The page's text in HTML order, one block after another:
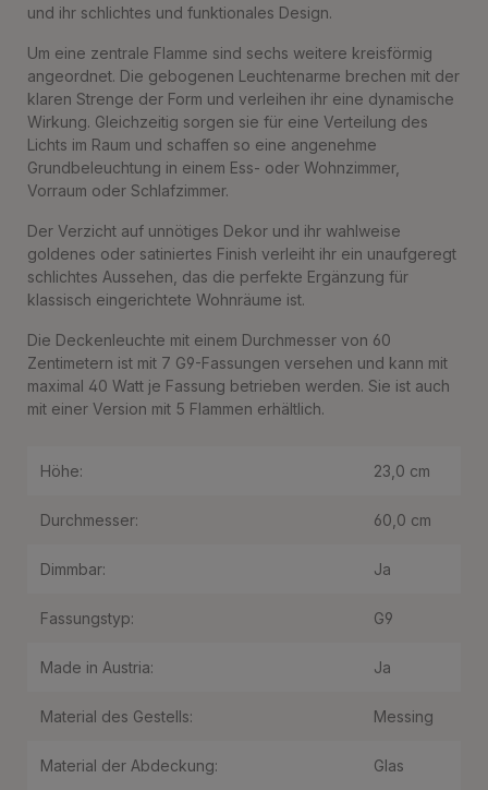
und ihr schlichtes und funktionales Design.
Um eine zentrale Flamme sind sechs weitere kreisförmig
angeordnet. Die gebogenen Leuchtenarme brechen mit der
klaren Strenge der Form und verleihen ihr eine dynamische
Wirkung. Gleichzeitig sorgen sie für eine Verteilung des
Lichts im Raum und schaffen so eine angenehme
Grundbeleuchtung in einem Ess- oder Wohnzimmer,
Vorraum oder Schlafzimmer.
Der Verzicht auf unnötiges Dekor und ihr wahlweise
goldenes oder satiniertes Finish verleiht ihr ein unaufgeregt
schlichtes Aussehen, das die perfekte Ergänzung für
klassisch eingerichtete Wohnräume ist.
Die Deckenleuchte mit einem Durchmesser von 60
Zentimetern ist mit 7 G9-Fassungen versehen und kann mit
maximal 40 Watt je Fassung betrieben werden. Sie ist auch
mit einer Version mit 5 Flammen erhältlich.
Höhe: 23,0 cm
Durchmesser: 60,0 cm
Dimmbar: Ja
Fassungstyp: G9
Made in Austria: Ja
Material des Gestells: Messing
Material der Abdeckung: Glas